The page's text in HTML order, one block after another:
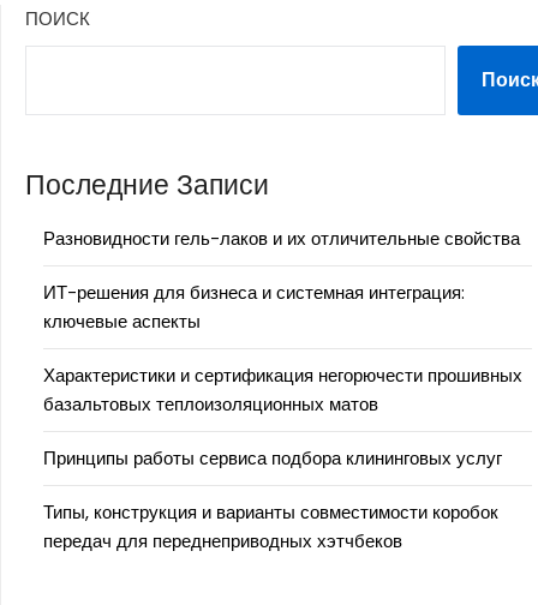
ПОИСК
Последние Записи
Разновидности гель-лаков и их отличительные свойства
ИТ-решения для бизнеса и системная интеграция:
ключевые аспекты
Характеристики и сертификация негорючести прошивных
базальтовых теплоизоляционных матов
Принципы работы сервиса подбора клининговых услуг
Типы, конструкция и варианты совместимости коробок
передач для переднеприводных хэтчбеков